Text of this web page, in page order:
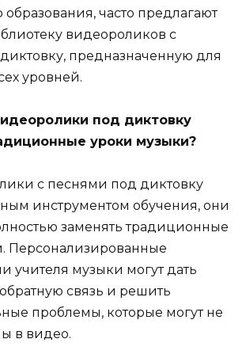
образования, часто предлагают
видеороликов с
предназначенную для
уровней.
под диктовку
уроки музыки?
с песнями под диктовку
инструментом обучения, они
заменять традиционные
Персонализированные
учителя музыки могут дать
связь и решить
проблемы, которые могут не
в видео.